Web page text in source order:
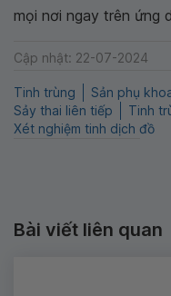
mọi nơi ngay trên ứng
Cập nhật: 22-07-2024
Tinh trùng Sản phụ
Sảy thai liên tiếp
Tinh
Xét nghiệm tinh dịch đồ
Bài viết liên quan